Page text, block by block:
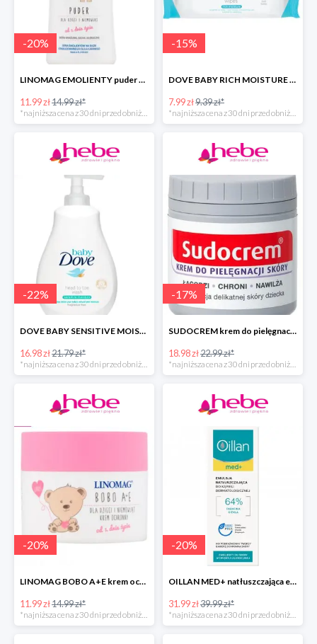
-20%
LINOMAG EMOLIENTY puder dla dzieci i niemowląt od 1. dnia życia -40%
11.99 zł14.99 zł*
*najniższa cena z 30 dni przed obniżką
-15%
DOVE BABY RICH MOISTURE chusteczki pielęgnacyjne -40%
7.99 zł9.39 zł*
*najniższa cena z 30 dni przed obniżką
-22%
DOVE BABY SENSITIVE MOISTURE emulsja do mycia ciała i włosów -40%
16.98 zł21.79 zł*
-17%
SUDOCREM krem do pielęgnacji delikatnej skóry dziecka
18.98 zł22.99 zł*
-20%
LINOMAG BOBO A+E krem ochronny dla dzieci i niemowląt od 1. dnia życia
11.99 zł14.99 zł*
*najniższa cena z 30 dni przed obniżką
-20%
OILLAN MED+ natłuszczająca emulsja do kąpieli
31.99 zł39.99 zł*
*najniższa cena z 30 dni przed obniżką